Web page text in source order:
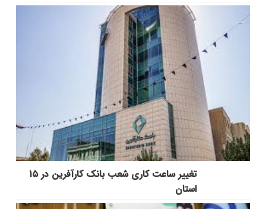
تغییر ساعت کاری شعب بانک کارآفرین در ۱۵
استان